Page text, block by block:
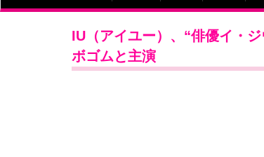
IU（アイユー）、“俳優イ・
ボゴムと主演